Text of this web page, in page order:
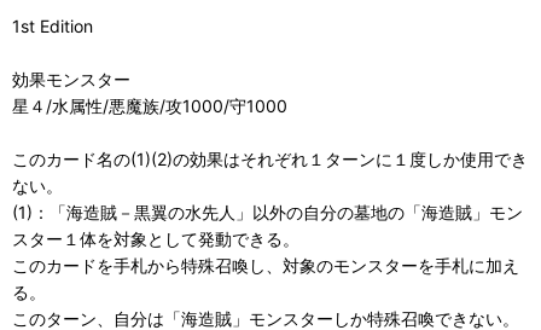
1st Edition
効果モンスター
星４/水属性/悪魔族/攻1000/守1000
このカード名の(1)(2)の効果はそれぞれ１ターンに１度しか使用でき
ない。
(1)：「海造賊－黒翼の水先人」以外の自分の墓地の「海造賊」モン
スター１体を対象として発動できる。
このカードを手札から特殊召喚し、対象のモンスターを手札に加え
る。
このターン、自分は「海造賊」モンスターしか特殊召喚できない。